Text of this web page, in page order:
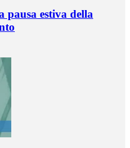
pausa estiva della